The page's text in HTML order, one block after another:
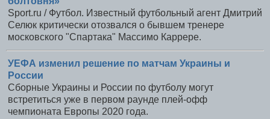
Sport.ru / Футбол. Известный футбольный агент Дмитрий
Селюк критически отозвался о бывшем тренере
московского "Спартака" Массимо Каррере.
УЕФА изменил решение по матчам Украины и
России
Сборные Украины и России по футболу могут
встретиться уже в первом раунде плей-офф
чемпионата Европы 2020 года.